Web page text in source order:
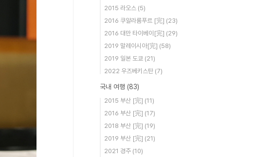
2015 라오스 (5)
2016 쿠알라룸푸르 [完] (23)
2016 대만 타이베이[完] (29)
2019 말레이시아[完] (58)
2019 일본 도쿄 (21)
2022 우즈베키스탄 (7)
국내 여행 (83)
2015 부산 [完] (11)
2016 부산 [完] (17)
2018 부산 [完] (19)
2019 부산 [完] (21)
2021 경주 (10)